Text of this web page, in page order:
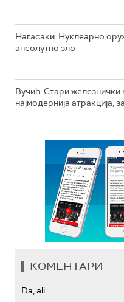
Нагасаки: Нуклеарно
апсолутно зло
Вучић: Стари железнички
најмодернија атракција,
КОМЕНТАРИ
Da, ali...